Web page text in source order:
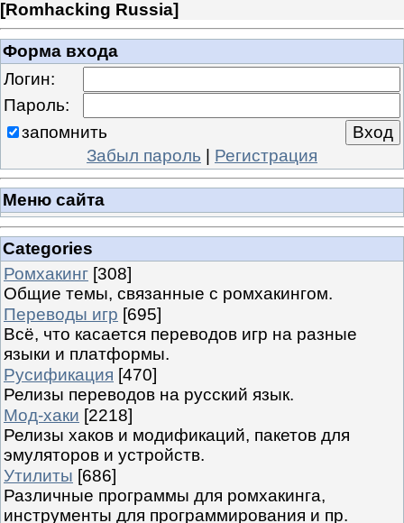
[Romhacking Russia]
Форма входа
Логин:
Пароль:
запомнить
Забыл пароль | Регистрация
Меню сайта
Categories
Ромхакинг [308]
Общие темы, связанные с ромхакингом.
Переводы игр [695]
Всё, что касается переводов игр на разные
языки и платформы.
Русификация [470]
Релизы переводов на русский язык.
Мод-хаки [2218]
Релизы хаков и модификаций, пакетов для
эмуляторов и устройств.
Утилиты [686]
Различные программы для ромхакинга,
инструменты для программирования и пр.